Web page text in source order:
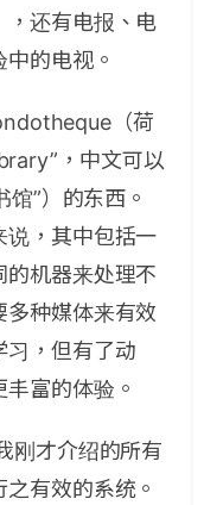
，还有电报、电
的电视。
（荷
，中文可以
”）的东西。
说，其中包括一
机器来处理不
种媒体来有效
习，但有了动
富的体验。
刚才介绍的所有
有效的系统。